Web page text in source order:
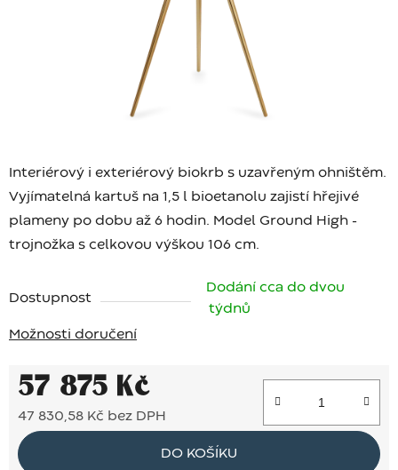
Interiérový i exteriérový biokrb s uzavřeným ohništěm.
Vyjímatelná kartuš na 1,5 l bioetanolu zajistí hřejivé
plameny po dobu až 6 hodin. Model Ground High -
trojnožka s celkovou výškou 106 cm.
Dostupnost
Dodání cca do dvou
týdnů
Možnosti doručení
57 875 Kč
47 830,58 Kč bez DPH
Měrná cena:
DO KOŠÍKU